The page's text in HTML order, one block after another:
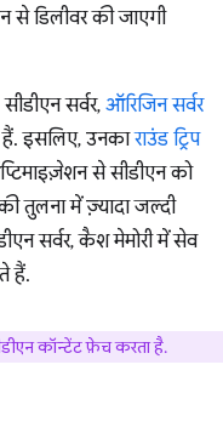
से डिलीवर की जाएगी
सर्वर, ऑरिजिन सर्वर
इसलिए, उनकाराउंड ट्रिप
से सीडीएन को
तुलना में ज़्यादा जल्दी
सर्वर, कैश मेमोरी में सेव
हैं.
कॉन्टेंट फ़ेच करता है.